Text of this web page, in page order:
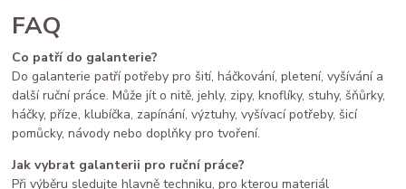
FAQ
Co patří do galanterie?
Do galanterie patří potřeby pro šití, háčkování, pletení, vyšívání a
další ruční práce. Může jít o nitě, jehly, zipy, knoflíky, stuhy, šňůrky,
háčky, příze, klubíčka, zapínání, výztuhy, vyšívací potřeby, šicí
pomůcky, návody nebo doplňky pro tvoření.
Jak vybrat galanterii pro ruční práce?
Při výběru sledujte hlavně techniku, pro kterou materiál